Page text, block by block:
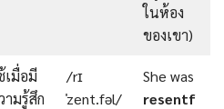
ในห้อง
ของเขา)
เมื่อมี
ามรู้สึก
/rɪ
ˈzent.fəl/
She was
resentf